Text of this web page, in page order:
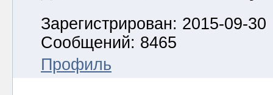
Зарегистрирован: 2015-09-30
Сообщений: 8465
Профиль